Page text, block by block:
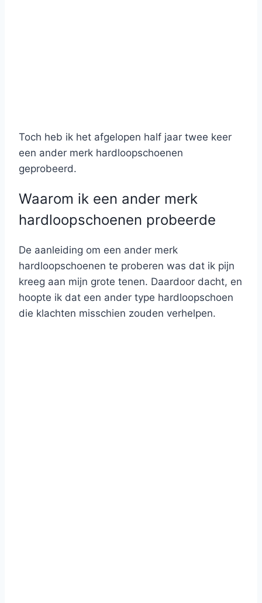
Toch heb ik het afgelopen half jaar twee keer
een ander merk hardloopschoenen
geprobeerd.
Waarom ik een ander merk
hardloopschoenen probeerde
De aanleiding om een ander merk
hardloopschoenen te proberen was dat ik pijn
kreeg aan mijn grote tenen. Daardoor dacht, en
hoopte ik dat een ander type hardloopschoen
die klachten misschien zouden verhelpen.